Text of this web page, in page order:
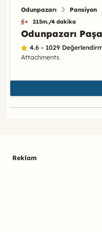
Odunpazarı Pansiyon
215m./4 dakika
Odunpazarı
4.6 - 1029
Attachments
Reklam